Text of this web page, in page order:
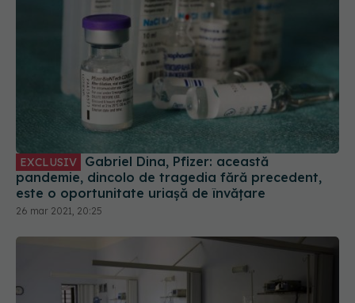
EXCLUSIV
pandemie, dincolo de tragedia fără precedent,
este o oportunitate uriașă de învățare
26 mar 2021, 20:25